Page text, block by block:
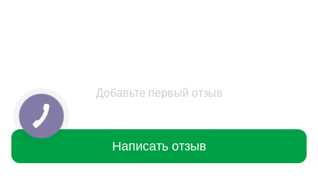
Добавьте первый отзыв
Написать отзыв